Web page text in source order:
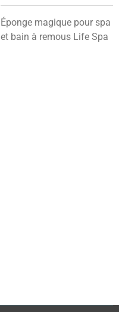
Éponge magique pour spa
et bain à remous Life Spa